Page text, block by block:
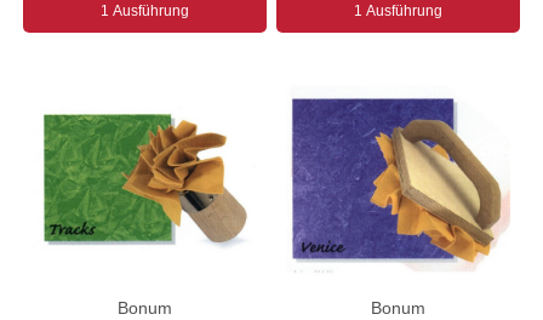
1 Ausführung 1 Ausführung
Bonum Bonum